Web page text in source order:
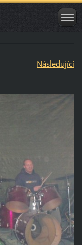
Následující